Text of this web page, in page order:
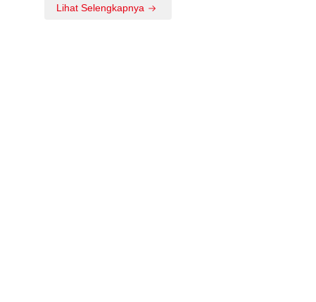
Lihat Selengkapnya